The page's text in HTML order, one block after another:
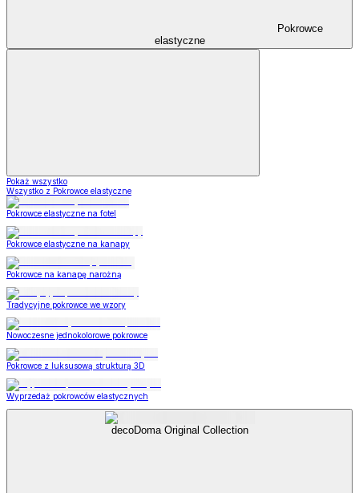
Pokrowce
elastyczne
Pokaż wszystko
Wszystko z Pokrowce elastyczne
Pokrowce elastyczne na fotel
Pokrowce elastyczne na kanapy
Pokrowce na kanapę narożną
Tradycyjne pokrowce we wzory
Nowoczesne jednokolorowe pokrowce
Pokrowce z luksusową strukturą 3D
Wyprzedaż pokrowców elastycznych
decoDoma Original Collection